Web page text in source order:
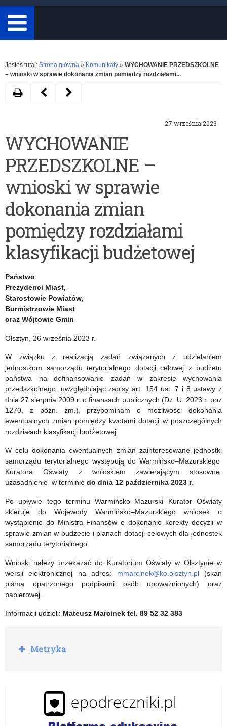
minimum
3
znaki.
Rozwiń
Jesteś tutaj: Strona główna » Komunikaty » WYCHOWANIE PRZEDSZKOLNE
– wnioski w sprawie dokonania zmian pomiędzy rozdziałami...
27 września 2023
WYCHOWANIE
PRZEDSZKOLNE –
wnioski w sprawie
dokonania zmian
pomiędzy rozdziałami
klasyfikacji budżetowej
Państwo
Prezydenci Miast,
Starostowie Powiatów,
Burmistrzowie Miast
oraz Wójtowie Gmin
Olsztyn, 26 września 2023 r.
W związku z realizacją zadań związanych z udzielaniem
jednostkom samorządu terytorialnego dotacji celowej z budżetu
państwa na dofinansowanie zadań w zakresie wychowania
przedszkolnego, uwzględniając zapisy art. 154 ust. 7 i 8 ustawy z
dnia 27 sierpnia 2009 r. o finansach publicznych (Dz. U. 2023 r. poz
1270, z późn. zm.), przypominam o możliwości dokonania
ewentualnych zmian pomiędzy kwotami dotacji w poszczególnych
rozdziałach klasyfikacji budżetowej.
W celu dokonania ewentualnych zmian zainteresowane jednostki
samorządu terytorialnego występują do Warmińsko–Mazurskiego
Kuratora Oświaty z wnioskiem zawierającym stosowne
uzasadnienie w terminie do dnia 12 października 2023 r.
Po upływie tego terminu Warmińsko–Mazurski Kurator Oświaty
skieruje do Wojewody Warmińsko–Mazurskiego wniosek o
wystąpienie do Ministra Finansów o dokonanie korekty decyzji w
sprawie zmian w budżecie i planach dotacji celowych dla jednostek
samorządu terytorialnego.
Wnioski należy przekazać do Kuratorium Oświaty w Olsztynie w
wersji elektronicznej na adres: mmarcinek@ko.olsztyn.pl(skan
pisma opatrzonego podpisami osób upoważnionych) oraz
papierowej.
Informacji udzieli: Mateusz Marcinek tel. 89 52 32 383
DrukujNastępny
lekcji
on-
line
–
Konferencja
jałtańska.
„Formalny”
wojny
Poprzedni
„Kompleksowe
wsparcie
dziecka
i
jego
rodziny
w
Wiodących
Koordynacyjno-
Rehabilitacyjno-
Opiekuńczych”
R
o
Metryka